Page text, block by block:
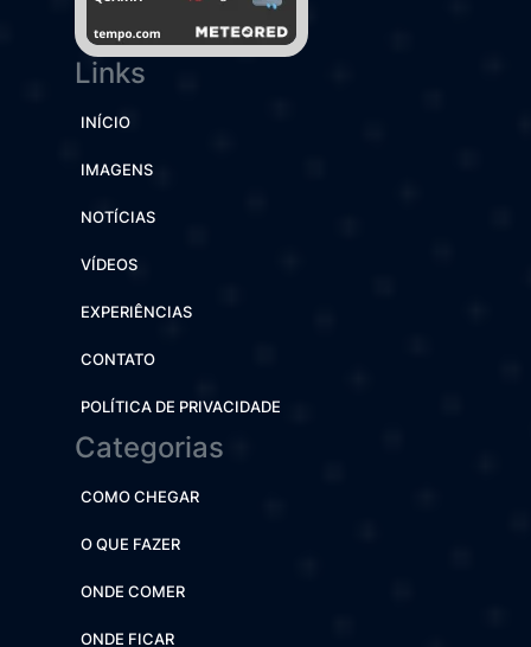
Links
INÍCIO
IMAGENS
NOTÍCIAS
VÍDEOS
EXPERIÊNCIAS
CONTATO
POLÍTICA DE PRIVACIDADE
Categorias
COMO CHEGAR
O QUE FAZER
ONDE COMER
ONDE FICAR